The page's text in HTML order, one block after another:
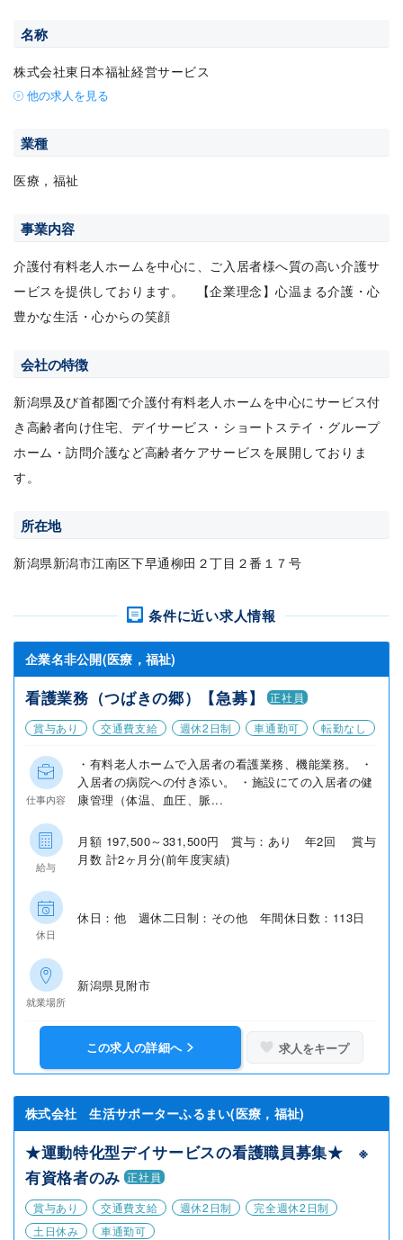
名称
株式会社東日本福祉経営サービス
他の求人を見る
業種
医療，福祉
事業内容
介護付有料老人ホームを中心に、ご入居者様へ質の高い介護サ
ービスを提供しております。 【企業理念】心温まる介護・心
豊かな生活・心からの笑顔
会社の特徴
新潟県及び首都圏で介護付有料老人ホームを中心にサービス付
き高齢者向け住宅、デイサービス・ショートステイ・グループ
ホーム・訪問介護など高齢者ケアサービスを展開しておりま
す。
所在地
新潟県新潟市江南区下早通柳田２丁目２番１７号
条件に近い求人情報
企業名非公開(医療，福祉)
看護業務（つばきの郷）【急募】
正社員
賞与あり
交通費支給 週休2日制 車通勤可 転勤なし
仕事内容
・有料老人ホームで入居者の看護業務、機能業務。 ・
入居者の病院への付き添い。 ・施設にての入居者の健
康管理（体温、血圧、脈...
給与
月額 197,500～331,500円 賞与：あり 年2回 賞与
月数 計2ヶ月分(前年度実績)
休日
休日：他 週休二日制：その他 年間休日数：113日
就業場所
新潟県見附市
この求人の詳細へ 求人をキープ
株式会社 生活サポーターふるまい(医療，福祉)
★運動特化型デイサービスの看護職員募集★ ※
有資格者のみ 正社員
賞与あり
交通費支給 週休2日制
完全週休2日制
土日休み
車通勤可